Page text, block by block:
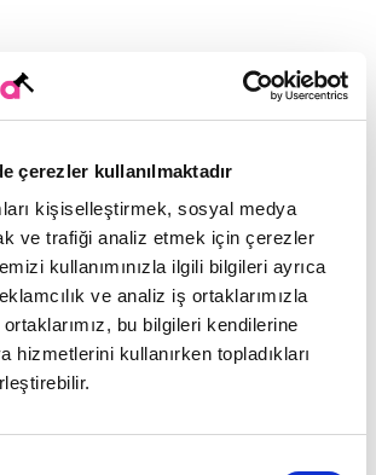
çerezler kullanılmaktadır
kişiselleştirmek, sosyal medya
ve trafiği analiz etmek için çerezler
kullanımınızla ilgili bilgileri ayrıca
ve analiz iş ortaklarımızla
bu bilgileri kendilerine
hizmetlerini kullanırken topladıkları